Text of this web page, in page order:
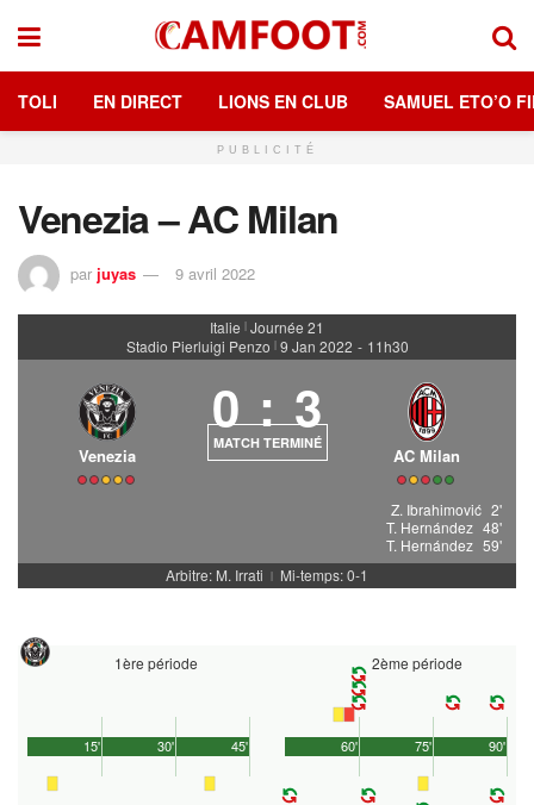
TOLI EN DIRECT LIONS EN CLUB SAMUEL ETO’O
PUBLICITÉ
Venezia – AC Milan
par juyas 9 avril 2022
Italie | Journée 21
Stadio Pierluigi Penzo | 9 Jan 2022 - 11h30
Venezia
0 : 3
MATCH TERMINÉ
AC Milan
Z. Ibrahimović 2'
T. Hernández 48'
T. Hernández 59'
Arbitre: M. Irrati
| Mi-temps: 0-1
1ère période
45'
15' 30'
2ème période
90'
60' 75'